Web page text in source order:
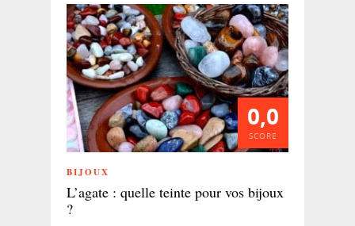
0,0
SCORE
BIJOUX
L’agate : quelle teinte pour vos bijoux
?